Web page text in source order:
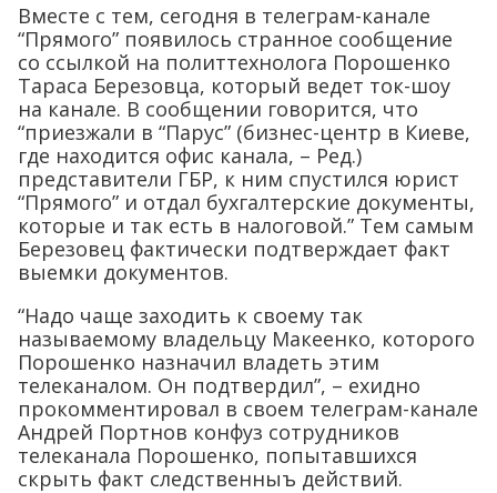
Вместе с тем, сегодня в телеграм-канале
“Прямого” появилось странное сообщение
со ссылкой на политтехнолога Порошенко
Тараса Березовца, который ведет ток-шоу
на канале. В сообщении говорится, что
“приезжали в “Парус” (бизнес-центр в Киеве,
где находится офис канала, – Ред.)
представители ГБР, к ним спустился юрист
“Прямого” и отдал бухгалтерские документы,
которые и так есть в налоговой.” Тем самым
Березовец фактически подтверждает факт
выемки документов.
“Надо чаще заходить к своему так
называемому владельцу Макеенко, которого
Порошенко назначил владеть этим
телеканалом. Он подтвердил”, – ехидно
прокомментировал в своем телеграм-канале
Андрей Портнов конфуз сотрудников
телеканала Порошенко, попытавшихся
скрыть факт следственныъ действий.